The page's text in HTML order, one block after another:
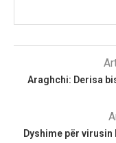
Araghchi: Derisa
Dyshime për